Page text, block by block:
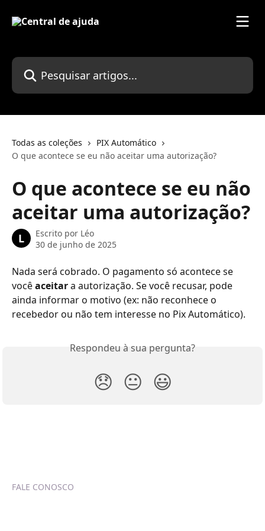
Pesquisar artigos...
Todas as coleções
PIX Automático
O que acontece se eu não aceitar uma autorização?
O que acontece se eu não
aceitar uma autorização?
L Escrito por Léo
30 de junho de 2025
Nada será cobrado. O pagamento só acontece se
você aceitar a autorização. Se você recusar, pode
ainda informar o motivo (ex: não reconhece o
recebedor ou não tem interesse no Pix Automático).
Respondeu à sua pergunta?
😞 😐 😃
FALE CONOSCO